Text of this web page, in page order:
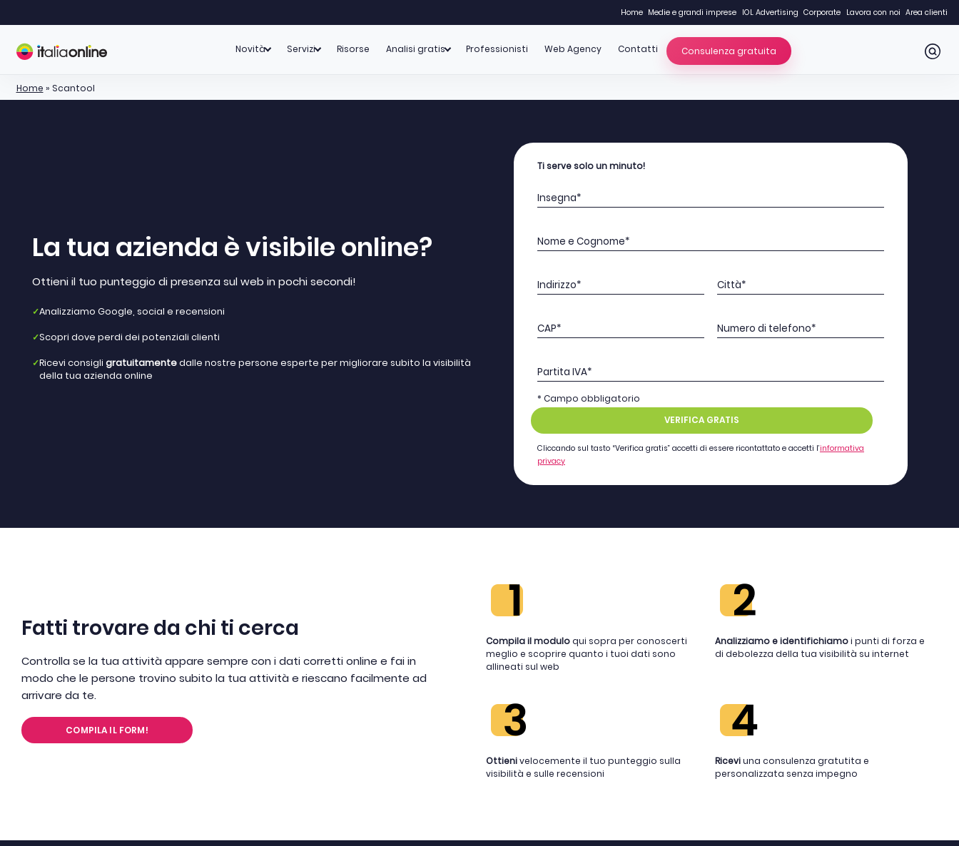
Home Medie e grandi imprese IOL Advertising Corporate Lavora con noi Area clienti
Novità Servizi Risorse Analisi gratis Professionisti Web Agency Contatti Consulenza gratuita
Home » Scantool
La tua azienda è visibile online?
Ottieni il tuo punteggio di presenza sul web in pochi secondi!
✓Analizziamo Google, social e recensioni
✓Scopri dove perdi dei potenziali clienti
✓Ricevi consigli gratuitamentedalle nostre persone esperte per migliorare subito la visibilità
della tua azienda online
Ti serve solo un minuto!
Insegna*
Nome e Cognome*
Indirizzo* Città*
CAP* Numero di telefono*
Partita IVA*
* Campo obbligatorio
VERIFICA GRATIS
Cliccando sul tasto “Verifica gratis” accetti di essere ricontattato e accetti l’informativa
privacy
Fatti trovare da chi ti cerca
Controlla se la tua attività appare sempre con i dati corretti online e fai in
modo che le persone trovino subito la tua attività e riescano facilmente ad
arrivare da te.
COMPILA IL FORM!
Compila il moduloqui sopra per conoscerti
meglio e scoprire quanto i tuoi dati sono
allineati sul web
Analizziamo e identifichiamoi punti di forza e
di debolezza della tua visibilità su internet
Ottienivelocemente il tuo punteggio sulla
visibilità e sulle recensioni
Riceviuna consulenza gratutita e
personalizzata senza impegno